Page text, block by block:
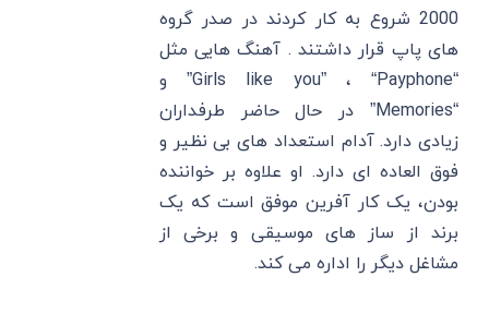
2000 شروع به کار کردند در صدر گروه
های پاپ قرار داشتند . آهنگ ‌هایی مثل
“Girls like you” ، “Payphone” و
“Memories” در حال حاضر طرفداران
زیادی دارد. آدام استعداد های بی نظیر و
فوق العاده ای دارد. او علاوه بر خواننده
بودن، یک کار آفرین موفق است که یک
برند از ساز های موسیقی و برخی از
مشاغل دیگر را اداره می کند.